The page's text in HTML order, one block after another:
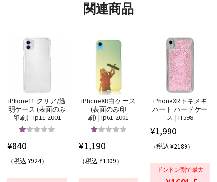
関連商品
iPhone11 クリア/透
明ケース (表面のみ
印刷) | ip11-2001
¥840
（税込 ¥924）
iPhoneXR白ケース
(表面のみ印
刷) | ip61-2001
の評価
¥1,190
（税込 ¥1309）
iPhoneXRトキメキ
ハート ハードケー
ス | IT598
¥1,990
（税込 ¥2189）
ドンドン割で最大